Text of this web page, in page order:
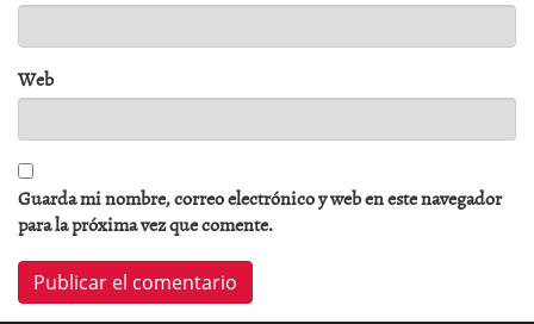
Web
Guarda mi nombre, correo electrónico y web en este navegador
para la próxima vez que comente.